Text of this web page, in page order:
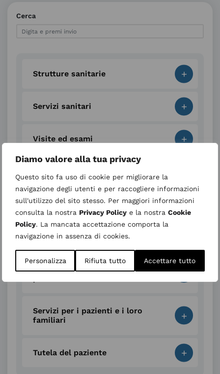
Diamo valore alla tua privacy
Questo sito fa uso di cookie per migliorare la
navigazione degli utenti e per raccogliere informazioni
sull'utilizzo del sito stesso. Per maggiori informazioni
consulta la nostra Privacy Policy e la nostra Cookie
Policy. La mancata accettazione comporta la
navigazione in assenza di cookies.
Personalizza Rifiuta tutto Accettare tutto
Cerca
+
Strutture sanitarie
+
Servizi sanitari
+
Visite ed esami
+
In caso di emergenza
Ricovero
+
Visite e ricoveri in libera
+
Servizi per i pazienti e i loro
familiari
+
Tutela del paziente